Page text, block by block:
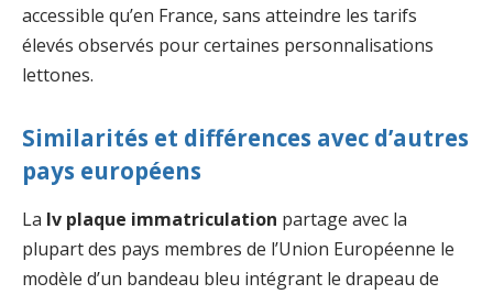
accessible qu’en France, sans atteindre les tarifs
élevés observés pour certaines personnalisations
lettones.
Similarités et différences avec d’autres
pays européens
La lv plaque immatriculation partage avec la
plupart des pays membres de l’Union Européenne le
modèle d’un bandeau bleu intégrant le drapeau de